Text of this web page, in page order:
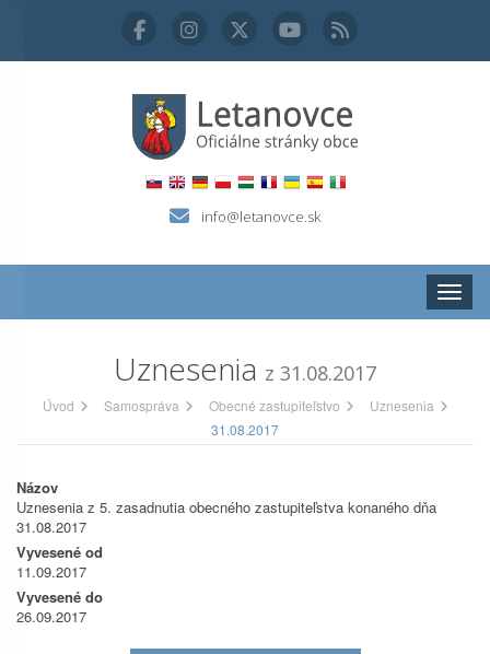
info@letanovce.sk
Uznesenia z 31.08.2017
Úvod Samospráva Obecné zastupiteľstvo
Uznesenia
31.08.2017
Názov
Uznesenia z 5. zasadnutia obecného zastupiteľstva konaného dňa
31.08.2017
Vyvesené od
11.09.2017
Vyvesené do
26.09.2017